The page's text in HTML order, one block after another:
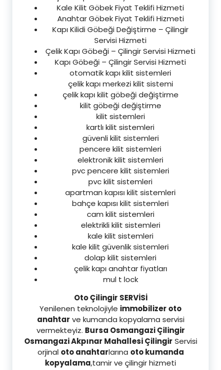
Kale Kilit Göbek Fiyat Teklifi Hizmeti
Anahtar Göbek Fiyat Teklifi Hizmeti
Kapı Kilidi Göbeği Değiştirme – Çilingir
Servisi Hizmeti
Çelik Kapı Göbeği – Çilingir Servisi Hizmeti
Kapı Göbeği – Çilingir Servisi Hizmeti
otomatik kapı kilit sistemleri
çelik kapı merkezi kilit sistemi
çelik kapı kilit göbeği değiştirme
kilit göbeği değiştirme
kilit sistemleri
kartlı kilit sistemleri
güvenli kilit sistemleri
pencere kilit sistemleri
elektronik kilit sistemleri
pvc pencere kilit sistemleri
pvc kilit sistemleri
apartman kapısı kilit sistemleri
bahçe kapısı kilit sistemleri
cam kilit sistemleri
elektrikli kilit sistemleri
kale kilit sistemleri
kale kilit güvenlik sistemleri
dolap kilit sistemleri
çelik kapı anahtar fiyatları
mul t lock
Oto Çilingir SERVİSİ
Yenilenen teknolojiyle immobilizer oto
anahtar ve kumanda kopyalama servisi
vermekteyiz. Bursa Osmangazi Çilingir
Osmangazi Akpınar Mahallesi Çilingir Servisi
orjinal oto anahtarlarına oto kumanda
kopyalama,tamir ve çilingir hizmeti